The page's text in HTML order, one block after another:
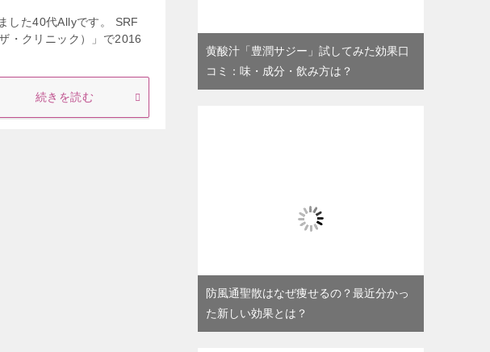
した40代Allyです。 SRF
・クリニック）」で2016
続きを読む
黄酸汁「豊潤サジー」試してみた効果口
コミ：味・成分・飲み方は？
防風通聖散はなぜ痩せるの？最近分かっ
た新しい効果とは？